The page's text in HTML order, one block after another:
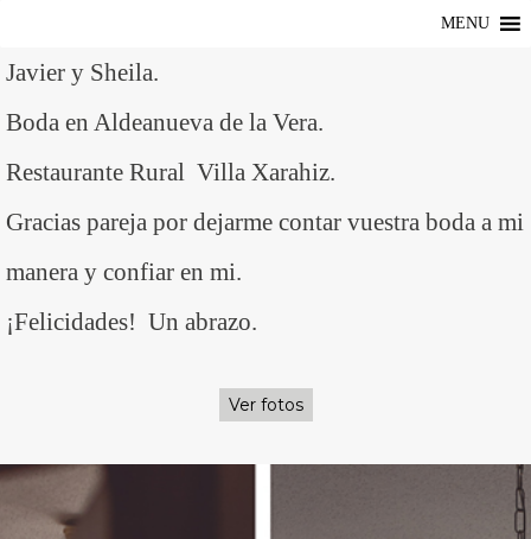
MENU
Javier y Sheila.
Boda en Aldeanueva de la Vera.
Restaurante Rural Villa Xarahiz.
Gracias pareja por dejarme contar vuestra boda a mi
manera y confiar en mi.
¡Felicidades! Un abrazo.
Ver fotos